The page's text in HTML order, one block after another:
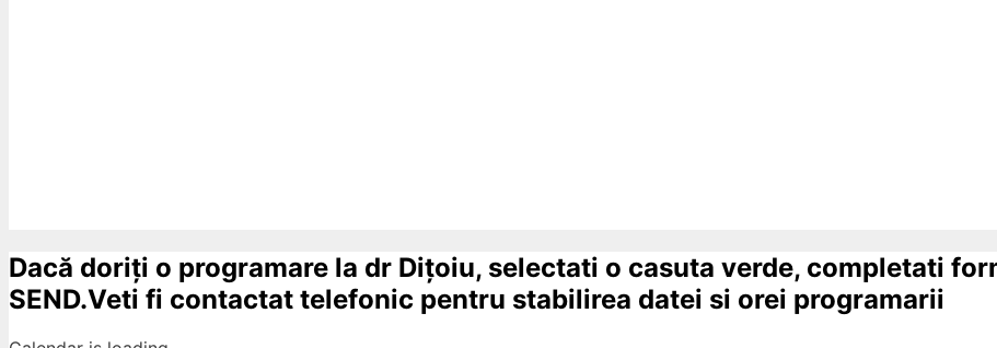
Dacă doriți o programare la dr Dițoiu, selectati o casuta verde, completati
SEND.Veti fi contactat telefonic pentru stabilirea datei si orei programarii